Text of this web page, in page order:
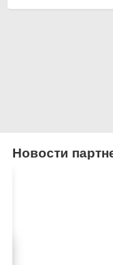
Новости